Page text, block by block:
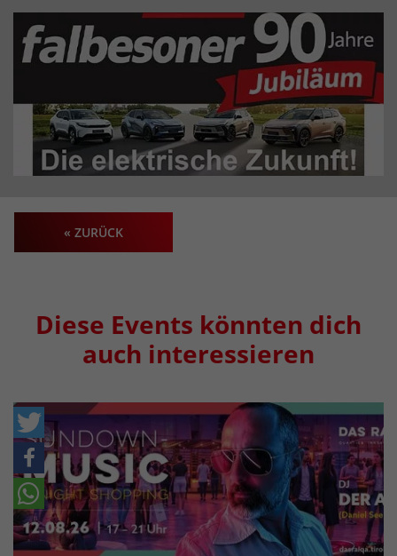
« ZURÜCK
Diese Events könnten dich
auch interessieren